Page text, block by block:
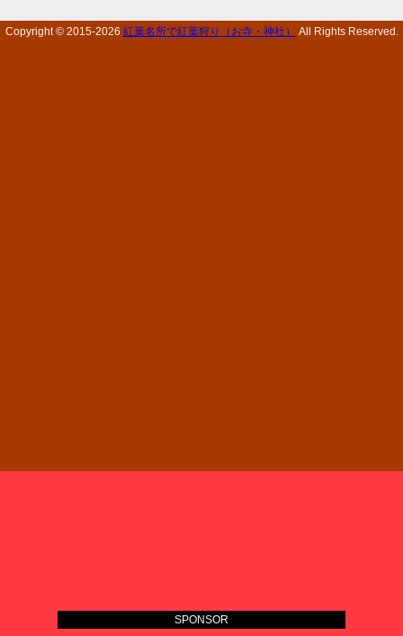
Copyright © 2015-2026 紅葉名所で紅葉狩り（お寺・神社） All Rights Reserved.
SPONSOR